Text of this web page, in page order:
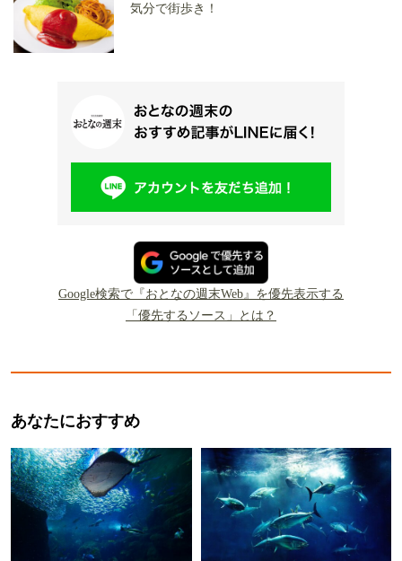
気分で街歩き！
Google検索で『おとなの週末Web』を優先表示する
「優先するソース」とは？
あなたにおすすめ